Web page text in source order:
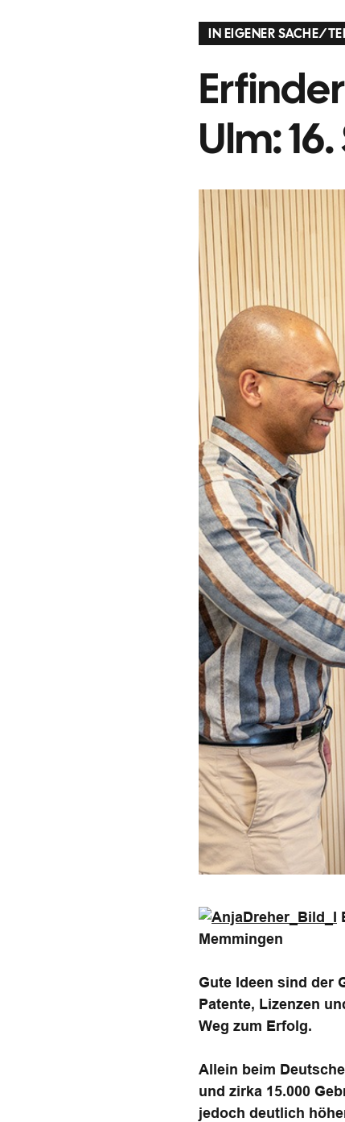
IN EIGENER SACHE/
Ulm:
Memmingen
Gute Ideen sind der
Patente, Lizenzen
Weg zum Erfolg.
Allein beim
und zirka 15.000
jedoch deutlich